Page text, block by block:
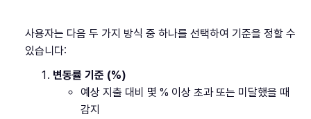
사용자는 다음 두 가지 방식 중 하나를 선택하여 기준을 정할 수
있습니다:
변동률 기준 (%)
예상 지출 대비 몇 % 이상 초과 또는 미달했을 때
감지